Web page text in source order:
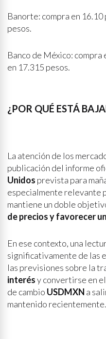
Banorte: compra en
pesos.
Banco de México: compra
en 17.315 pesos.
¿POR QUÉ ESTÁ
La atención de los
publicación del informe
Unidos prevista para
especialmente relevante
mantiene un doble
de precios y favorecer
En ese contexto, una
significativamente de las
las previsiones sobre la
interésy convertirse en
de cambio USDMXN a
mantenido recientemente.